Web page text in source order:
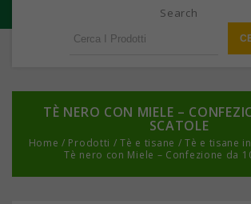
Search
TÈ NERO CON MIELE –
SCATOLE
Home / Prodotti /Tè e tisane /Tè e tisane
Tè nero con Miele – Confezione da